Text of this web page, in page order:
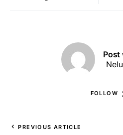
Post
FOLLOW
PREVIOUS ARTICLE